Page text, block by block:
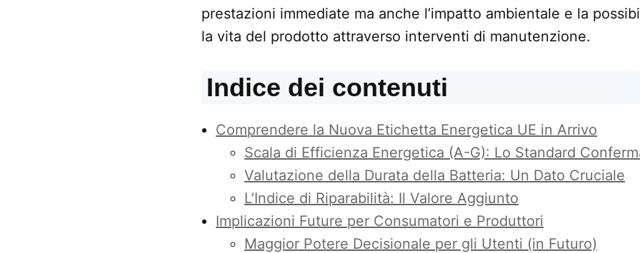
prestazioni immediate ma anche l’impatto ambientale e la
la vita del prodotto attraverso interventi di manutenzione.
Indice dei contenuti
Comprendere la Nuova Etichetta Energetica UE in Arrivo
Scala di Efficienza Energetica (A-G): Lo Standard
Valutazione della Durata della Batteria: Un Dato Cruciale
L’Indice di Riparabilità: Il Valore Aggiunto
Implicazioni Future per Consumatori e Produttori
Maggior Potere Decisionale per gli Utenti (in Futuro)